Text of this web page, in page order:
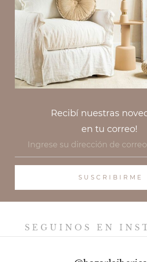
Recibí nuestras
en tu correo!
SEGUINOS EN